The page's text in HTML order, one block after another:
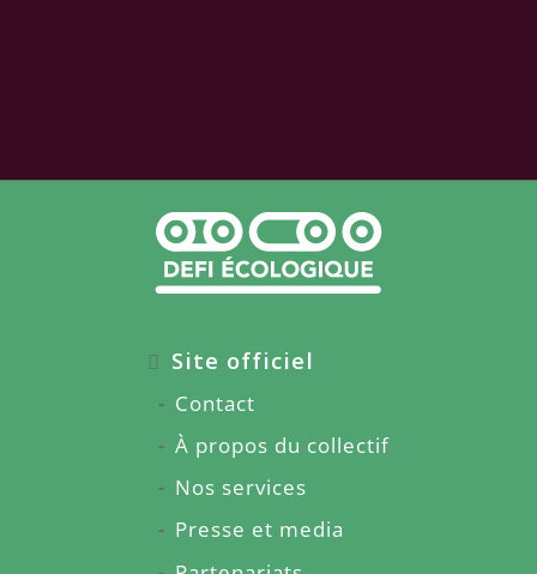
Site officiel
Contact
À propos du collectif
Nos services
Presse et media